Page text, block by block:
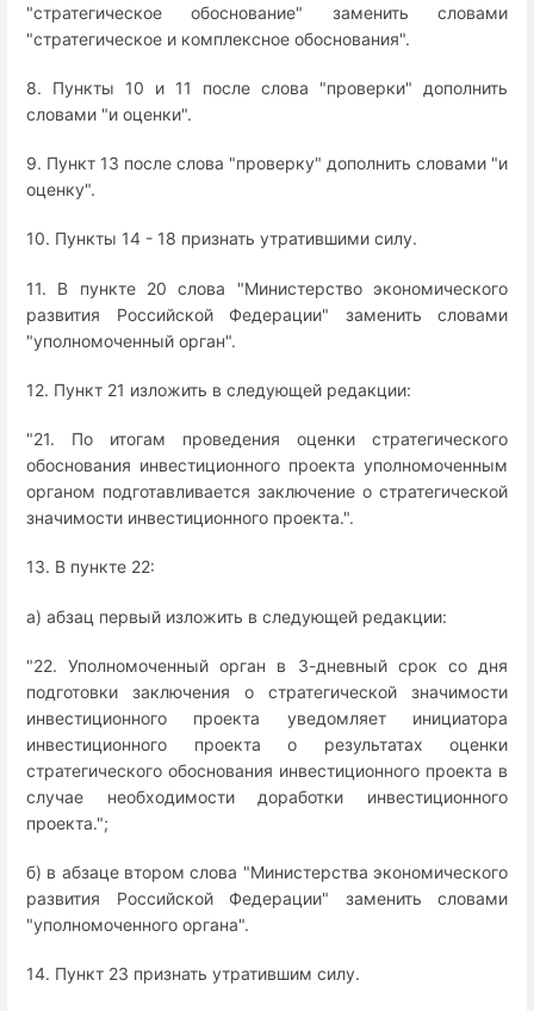
"стратегическое обоснование" заменить словами
"стратегическое и комплексное обоснования".
8. Пункты 10 и 11 после слова "проверки" дополнить
словами "и оценки".
9. Пункт 13 после слова "проверку" дополнить словами "и
оценку".
10. Пункты 14 - 18 признать утратившими силу.
11. В пункте 20 слова "Министерство экономического
развития Российской Федерации" заменить словами
"уполномоченный орган".
12. Пункт 21 изложить в следующей редакции:
"21. По итогам проведения оценки стратегического
обоснования инвестиционного проекта уполномоченным
органом подготавливается заключение о стратегической
значимости инвестиционного проекта.".
13. В пункте 22:
а) абзац первый изложить в следующей редакции:
"22. Уполномоченный орган в 3-дневный срок со дня
подготовки заключения о стратегической значимости
инвестиционного проекта уведомляет инициатора
инвестиционного проекта о результатах оценки
стратегического обоснования инвестиционного проекта в
случае необходимости доработки инвестиционного
проекта.";
б) в абзаце втором слова "Министерства экономического
развития Российской Федерации" заменить словами
"уполномоченного органа".
14. Пункт 23 признать утратившим силу.